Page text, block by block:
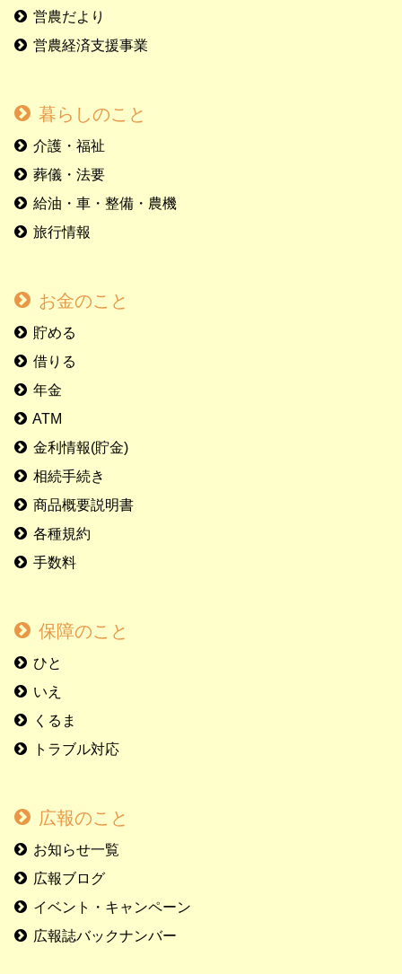
営農だより
営農経済支援事業
暮らしのこと
介護・福祉
葬儀・法要
給油・車・整備・農機
旅行情報
お金のこと
貯める
借りる
年金
ATM
金利情報(貯金)
相続手続き
商品概要説明書
各種規約
手数料
保障のこと
ひと
いえ
くるま
トラブル対応
広報のこと
お知らせ一覧
広報ブログ
イベント・キャンペーン
広報誌バックナンバー